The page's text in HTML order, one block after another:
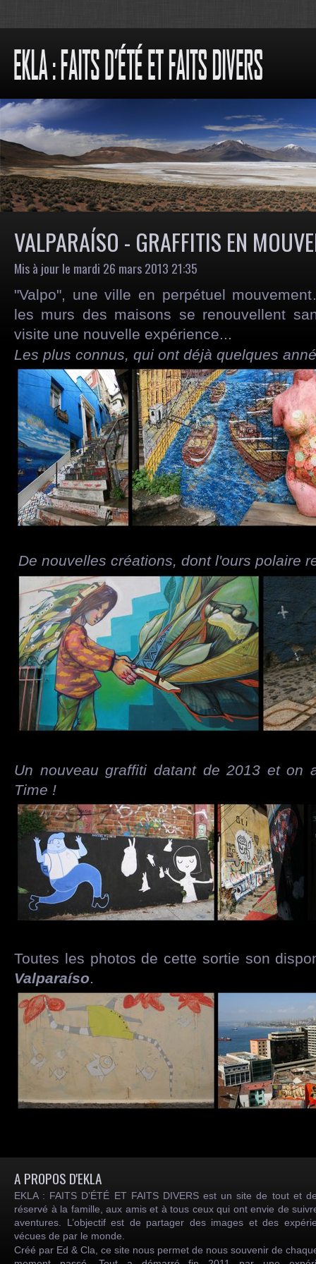
VALPARAÍSO - GRAFFITIS EN
Mis à jour le mardi 26 mars 2013 21:35
"Valpo", une ville en perpétuel
les murs des maisons se renouvellent
visite une nouvelle expérience...
Les plus connus, qui ont déjà quelques
De nouvelles créations, dont l'ours polaire
Un nouveau graffiti datant de 2013 et on
Time !
Toutes les photos de cette sortie son
Valparaíso.
A PROPOS D'EKLA
EKLA : FAITS D’ÉTÉ ET FAITS DIVERS est un site de tout et
réservé à la famille, aux amis et à tous ceux qui ont envie de
aventures. L’objectif est de partager des images et des
vécues de par le monde.
Créé par Ed & Cla, ce site nous permet de nous souvenir de